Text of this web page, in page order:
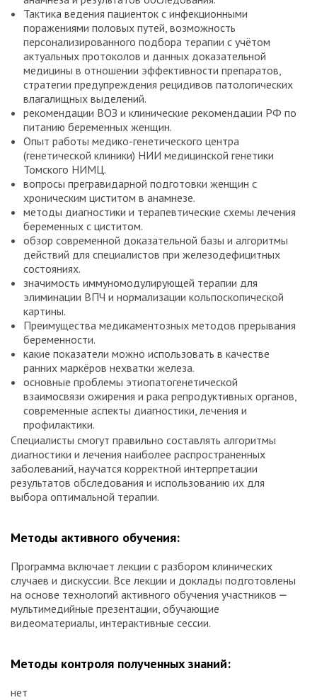
Тактика ведения пациенток с инфекционными
поражениями половых путей, возможность
персонализированного подбора терапии с учётом
актуальных протоколов и данных доказательной
медицины в отношении эффективности препаратов,
стратегии предупреждения рецидивов патологических
влагалищных выделений.
рекомендации ВОЗ и клинические рекомендации РФ по
питанию беременных женщин.
Опыт работы медико-генетического центра
(генетической клиники) НИИ медицинской генетики
Томского НИМЦ.
вопросы прегравидарной подготовки женщин с
хроническим циститом в анамнезе.
методы диагностики и терапевтические схемы лечения
беременных с циститом.
обзор современной доказательной базы и алгоритмы
действий для специалистов при железодефицитных
состояниях.
значимость иммуномодулирующей терапии для
элиминации ВПЧ и нормализации кольпоскопической
картины.
Преимущества медикаментозных методов прерывания
беременности.
какие показатели можно использовать в качестве
ранних маркёров нехватки железа.
основные проблемы этиопатогенетической
взаимосвязи ожирения и рака репродуктивных органов,
современные аспекты диагностики, лечения и
профилактики.
Специалисты смогут правильно составлять алгоритмы
диагностики и лечения наиболее распространенных
заболеваний, научатся корректной интерпретации
результатов обследования и использованию их для
выбора оптимальной терапии.
Методы активного обучения:
Программа включает лекции с разбором клинических
случаев и дискуссии. Все лекции и доклады подготовлены
на основе технологий активного обучения участников ⎼
мультимедийные презентации, обучающие
видеоматериалы, интерактивные сессии.
Методы контроля полученных знаний:
нет